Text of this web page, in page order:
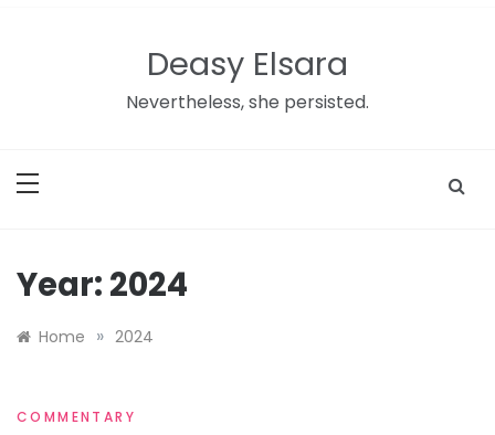
Deasy Elsara
Nevertheless, she persisted.
Year: 2024
Home » 2024
COMMENTARY